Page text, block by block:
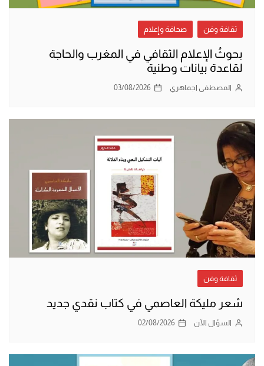
ثقافة وفن صحافة وإعلام
بحوثُ الإعلام الثقافي في المغرب والحاجة
لقاعدة بيانات وطنية
المصطفى اجماهري 03/08/2026
ثقافة وفن
شعر مليكة العاصمي في كتاب نقدي جديد
السؤال الآن 02/08/2026